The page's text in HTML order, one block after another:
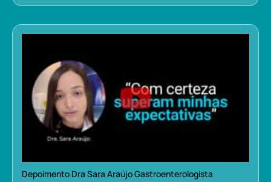
Depoimento Dra Sara Araújo Gastroenterologista